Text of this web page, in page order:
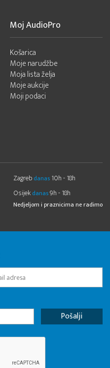
Moj AudioPro
Košarica
Moje narudžbe
Moja lista želja
Moje aukcije
Moji podaci
Zagreb danas 10h - 18h
Osijek danas9h - 18h
Nedjeljom i praznicima ne radimo